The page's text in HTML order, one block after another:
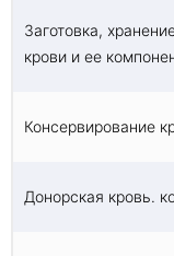
Заготовка,
крови и ее
Консервирование
Донорская кровь.